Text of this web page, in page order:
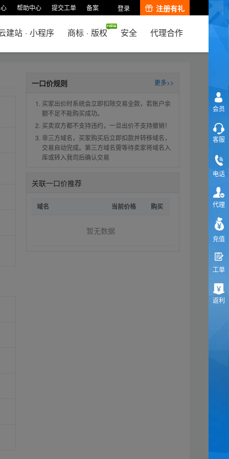
帮助中心 提交工单 备案 登录 注册有礼
建站 · 小程序 商标 · 版权 安全 代理合作
一口价规则 更多>>
买家出价时系统会立即扣除交易全款，若账户余
额不足不能购买成功。
买卖双方都不支持违约，一旦出价不支持撤销！
非三方域名，买家购买后立即扣款并转移域名，
交易自动完成。第三方域名需等待卖家将域名入
库或转入我司后确认交易
关联一口价推荐
域名 当前价格 购买
暂无数据
会员
客服
电话
代理
充值
工单
返利